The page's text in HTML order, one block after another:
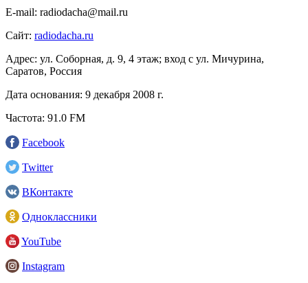
E-mail: radiodacha@mail.ru
Сайт: radiodacha.ru
Адрес: ул. Соборная, д. 9, 4 этаж; вход с ул. Мичурина,
Саратов, Россия
Дата основания: 9 декабря 2008 г.
Частота: 91.0 FM
Facebook
Twitter
ВКонтакте
Одноклассники
YouTube
Instagram